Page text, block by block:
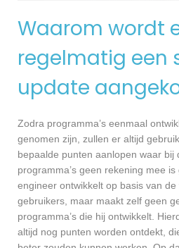
Waarom wordt
regelmatig een
update
Zodra programma’s eenmaal
genomen zijn, zullen er altijd
bepaalde punten aanlopen waar bij
programma’s geen rekening mee
engineer ontwikkelt op basis van
gebruikers, maar maakt zelf geen
programma’s die hij ontwikkelt.
altijd nog punten worden ontdekt,